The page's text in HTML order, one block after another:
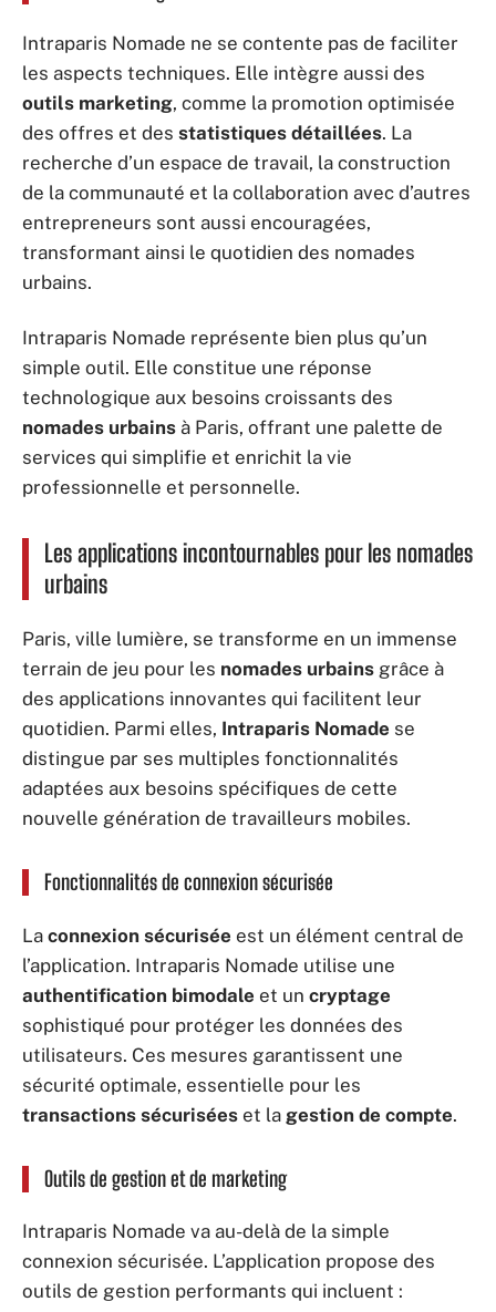
Intraparis Nomade ne se contente pas de faciliter
les aspects techniques. Elle intègre aussi des
outils marketing, comme la promotion optimisée
des offres et des statistiques détaillées. La
recherche d’un espace de travail, la construction
de la communauté et la collaboration avec d’autres
entrepreneurs sont aussi encouragées,
transformant ainsi le quotidien des nomades
urbains.
Intraparis Nomade représente bien plus qu’un
simple outil. Elle constitue une réponse
technologique aux besoins croissants des
nomades urbains à Paris, offrant une palette de
services qui simplifie et enrichit la vie
professionnelle et personnelle.
Les applications incontournables pour les nomades
urbains
Paris, ville lumière, se transforme en un immense
terrain de jeu pour les nomades urbains grâce à
des applications innovantes qui facilitent leur
quotidien. Parmi elles, Intraparis Nomade se
distingue par ses multiples fonctionnalités
adaptées aux besoins spécifiques de cette
nouvelle génération de travailleurs mobiles.
Fonctionnalités de connexion sécurisée
La connexion sécurisée est un élément central de
l’application. Intraparis Nomade utilise une
authentification bimodale et un cryptage
sophistiqué pour protéger les données des
utilisateurs. Ces mesures garantissent une
sécurité optimale, essentielle pour les
transactions sécurisées et la gestion de compte.
Outils de gestion et de marketing
Intraparis Nomade va au-delà de la simple
connexion sécurisée. L’application propose des
outils de gestion performants qui incluent :